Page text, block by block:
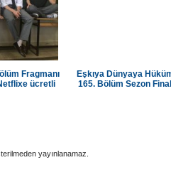
Fragmanı
ücretli
Eşkıya Dünyaya
165. Bölüm Sezon
yayınlanamaz.